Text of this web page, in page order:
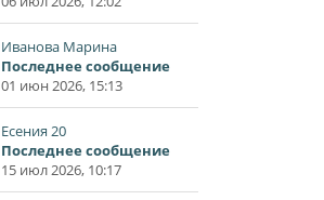
Иванова Марина
Последнее сообщение
01 июн 2026, 15:13
Есения 20
Последнее сообщение
15 июл 2026, 10:17